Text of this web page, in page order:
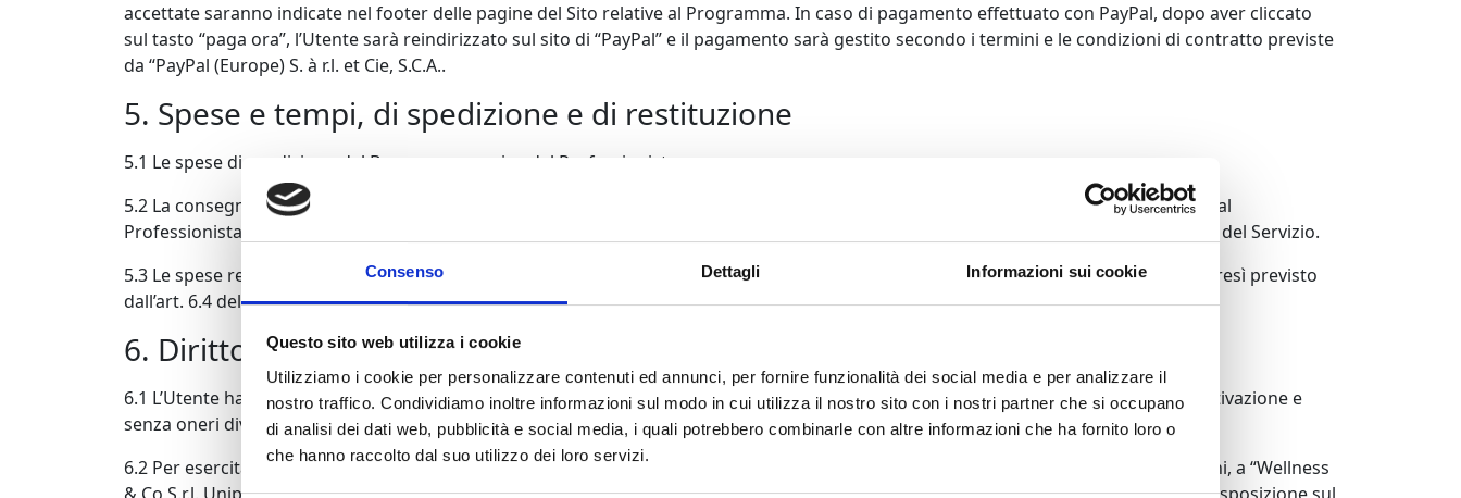
Consenso Dettagli Informazioni sui cookie
Questo sito web utilizza i cookie
Utilizziamo i cookie per personalizzare contenuti ed annunci, per fornire funzionalità dei social media e per analizzare il
nostro traffico. Condividiamo inoltre informazioni sul modo in cui utilizza il nostro sito con i nostri partner che si occupano
di analisi dei dati web, pubblicità e social media, i quali potrebbero combinarle con altre informazioni che ha fornito loro o
che hanno raccolto dal suo utilizzo dei loro servizi.
accettate saranno indicate nel footer delle pagine del Sito relative al Programma. In caso di pagamento effettuato con PayPal, dopo aver cliccato
sul tasto “paga ora”, l’Utente sarà reindirizzato sul sito di “PayPal” e il pagamento sarà gestito secondo i termini e le condizioni di contratto previste
da “PayPal (Europe) S. à r.l. et Cie, S.C.A..
5. Spese e tempi, di spedizione e di restituzione
5.1 Le spese di spedizione del Bene sono a carico del Professionista.
5.2 La consegna del Bene avrà luogo presso l’indirizzo indicato dall’Utente nella richiesta d’ordine, entro il termine che sarà indicato dal
Professionista nella email di accettazione della proposta d’acquisto. Nella stessa email saranno altresì indicati i termini di prestazione del Servizio.
5.3 Le spese relative alla restituzione del Bene, in caso di esercizio del diritto di recesso, sono a carico dell’Utente, secondo quanto altresì previsto
dall’art. 6.4 delle presenti Condizioni Generali di Vendita, che disciplina altresì i tempi di restituzione.
6. Diritto di recesso
6.1 L’Utente ha il diritto di recedere entro quattordici (14) giorni solari dalla conclusione del contratto, senza dover fornire alcuna motivazione e
senza oneri diversi da quelli previsti per legge e dalle presenti Condizioni Generali di Vendita.
6.2 Per esercitare il diritto di recesso l’Utente dovrà inviare una comunicazione, prima della scadenza del suddetto termine di 14 giorni, a “Wellness